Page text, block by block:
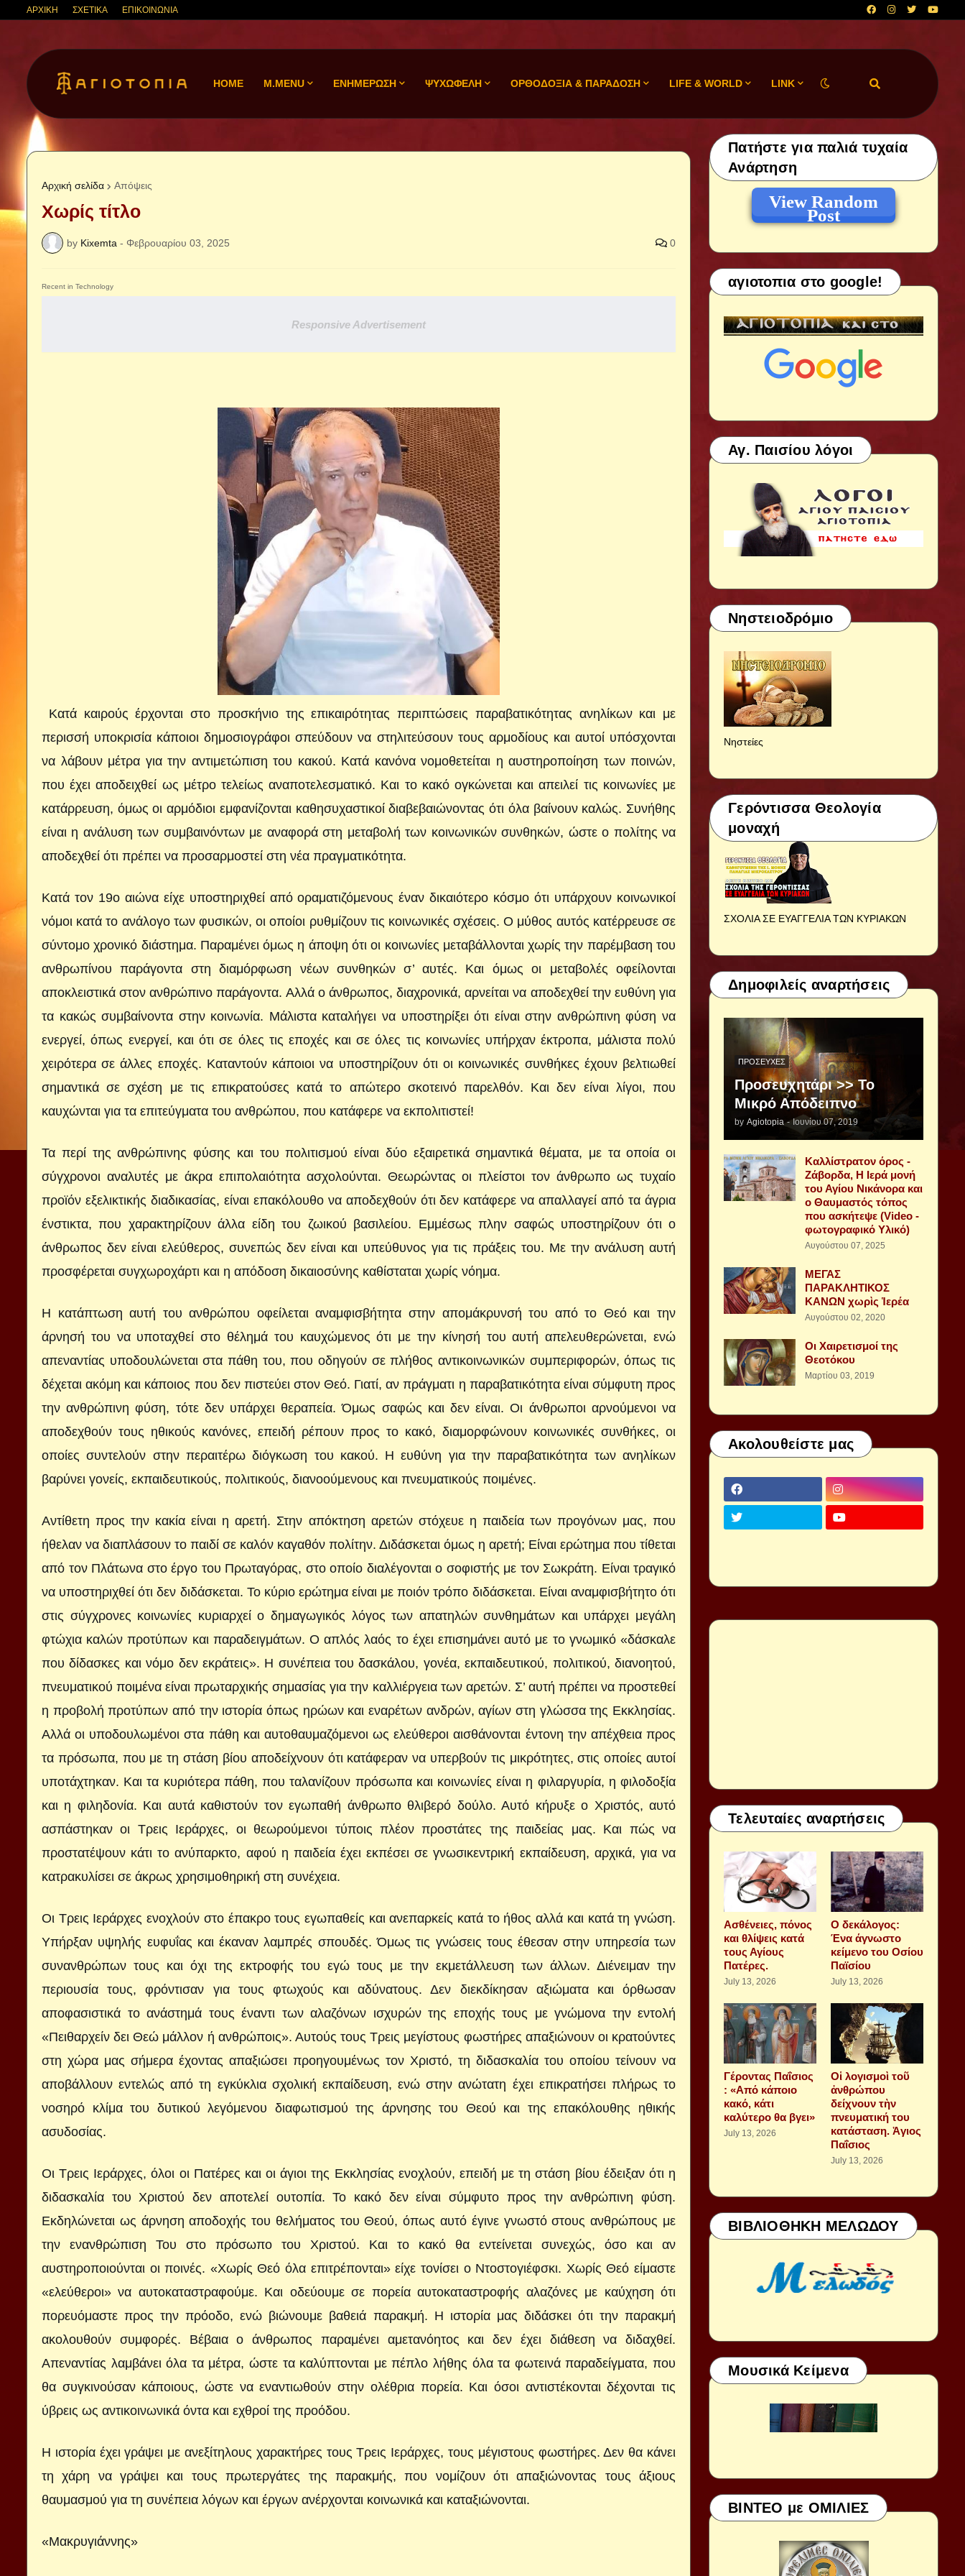
ΑΡΧΙΚΗ ΣΧΕΤΙΚΑ ΕΠΙΚΟΙΝΩΝΙΑ
HOME M.MENU ΕΝΗΜΕΡΩΣΗ ΨΥΧΩΦΕΛΗ ΟΡΘΟΔΟΞΙΑ & ΠΑΡΑΔΟΣΗ LIFE & WORLD LINK
Αρχική σελίδα Απόψεις
Χωρίς τίτλο
by Kixemta - Φεβρουαρίου 03, 2025 0
Recent in Technology
Responsive Advertisement
Κατά καιρούς έρχονται στο προσκήνιο της επικαιρότητας περιπτώσεις παραβατικότητας ανηλίκων και με
περισσή υποκρισία κάποιοι δημοσιογράφοι σπεύδουν να στηλιτεύσουν τους αρμοδίους και αυτοί υπόσχονται
να λάβουν μέτρα για την αντιμετώπιση του κακού. Κατά κανόνα νομοθετείται η αυστηροποίηση των ποινών,
που έχει αποδειχθεί ως μέτρο τελείως αναποτελεσματικό. Και το κακό ογκώνεται και απειλεί τις κοινωνίες με
κατάρρευση, όμως οι αρμόδιοι εμφανίζονται καθησυχαστικοί διαβεβαιώνοντας ότι όλα βαίνουν καλώς. Συνήθης
είναι η ανάλυση των συμβαινόντων με αναφορά στη μεταβολή των κοινωνικών συνθηκών, ώστε ο πολίτης να
αποδεχθεί ότι πρέπει να προσαρμοστεί στη νέα πραγματικότητα.
Κατά τον 19ο αιώνα είχε υποστηριχθεί από οραματιζόμενους έναν δικαιότερο κόσμο ότι υπάρχουν κοινωνικοί
νόμοι κατά το ανάλογο των φυσικών, οι οποίοι ρυθμίζουν τις κοινωνικές σχέσεις. Ο μύθος αυτός κατέρρευσε σε
σύντομο χρονικό διάστημα. Παραμένει όμως η άποψη ότι οι κοινωνίες μεταβάλλονται χωρίς την παρέμβαση του
ανθρωπίνου παράγοντα στη διαμόρφωση νέων συνθηκών σ’ αυτές. Και όμως οι μεταβολές οφείλονται
αποκλειστικά στον ανθρώπινο παράγοντα. Αλλά ο άνθρωπος, διαχρονικά, αρνείται να αποδεχθεί την ευθύνη για
τα κακώς συμβαίνοντα στην κοινωνία. Μάλιστα καταλήγει να υποστηρίξει ότι είναι στην ανθρώπινη φύση να
ενεργεί, όπως ενεργεί, και ότι σε όλες τις εποχές και σε όλες τις κοινωνίες υπήρχαν έκτροπα, μάλιστα πολύ
χειρότερα σε άλλες εποχές. Καταντούν κάποιοι να υποστηρίζουν ότι οι κοινωνικές συνθήκες έχουν βελτιωθεί
σημαντικά σε σχέση με τις επικρατούσες κατά το απώτερο σκοτεινό παρελθόν. Και δεν είναι λίγοι, που
καυχώνται για τα επιτεύγματα του ανθρώπου, που κατάφερε να εκπολιτιστεί!
Τα περί της ανθρώπινης φύσης και του πολιτισμού είναι δύο εξαιρετικά σημαντικά θέματα, με τα οποία οι
σύγχρονοι αναλυτές με άκρα επιπολαιότητα ασχολούνται. Θεωρώντας οι πλείστοι τον άνθρωπο ως τυχαίο
προϊόν εξελικτικής διαδικασίας, είναι επακόλουθο να αποδεχθούν ότι δεν κατάφερε να απαλλαγεί από τα άγρια
ένστικτα, που χαρακτηρίζουν άλλα είδη του ζωικού βασιλείου. Εμμέσως πλην σαφώς υποστηρίζουν ότι ο
άνθρωπος δεν είναι ελεύθερος, συνεπώς δεν είναι και υπεύθυνος για τις πράξεις του. Με την ανάλυση αυτή
προσφέρεται συγχωροχάρτι και η απόδοση δικαιοσύνης καθίσταται χωρίς νόημα.
Η κατάπτωση αυτή του ανθρώπου οφείλεται αναμφισβήτητα στην απομάκρυνσή του από το Θεό και την
άρνησή του να υποταχθεί στο θέλημά του καυχώμενος ότι με την κίνησή του αυτή απελευθερώνεται, ενώ
απεναντίας υποδουλώνεται στα πάθη του, που οδηγούν σε πλήθος αντικοινωνικών συμπεριφορών, όπως τις
δέχεται ακόμη και κάποιος που δεν πιστεύει στον Θεό. Γιατί, αν πράγματι η παραβατικότητα είναι σύμφυτη προς
την ανθρώπινη φύση, τότε δεν υπάρχει θεραπεία. Όμως σαφώς και δεν είναι. Οι άνθρωποι αρνούμενοι να
αποδεχθούν τους ηθικούς κανόνες, επειδή ρέπουν προς το κακό, διαμορφώνουν κοινωνικές συνθήκες, οι
οποίες συντελούν στην περαιτέρω διόγκωση του κακού. Η ευθύνη για την παραβατικότητα των ανηλίκων
βαρύνει γονείς, εκπαιδευτικούς, πολιτικούς, διανοούμενους και πνευματικούς ποιμένες.
Αντίθετη προς την κακία είναι η αρετή. Στην απόκτηση αρετών στόχευε η παιδεία των προγόνων μας, που
ήθελαν να διαπλάσουν το παιδί σε καλόν καγαθόν πολίτην. Διδάσκεται όμως η αρετή; Είναι ερώτημα που τίθεται
από τον Πλάτωνα στο έργο του Πρωταγόρας, στο οποίο διαλέγονται ο σοφιστής με τον Σωκράτη. Είναι τραγικό
να υποστηριχθεί ότι δεν διδάσκεται. Το κύριο ερώτημα είναι με ποιόν τρόπο διδάσκεται. Είναι αναμφισβήτητο ότι
στις σύγχρονες κοινωνίες κυριαρχεί ο δημαγωγικός λόγος των απατηλών συνθημάτων και υπάρχει μεγάλη
φτώχια καλών προτύπων και παραδειγμάτων. Ο απλός λαός το έχει επισημάνει αυτό με το γνωμικό «δάσκαλε
που δίδασκες και νόμο δεν εκράτεις». Η συνέπεια του δασκάλου, γονέα, εκπαιδευτικού, πολιτικού, διανοητού,
πνευματικού ποιμένα είναι πρωταρχικής σημασίας για την καλλιέργεια των αρετών. Σ’ αυτή πρέπει να προστεθεί
η προβολή προτύπων από την ιστορία όπως ηρώων και εναρέτων ανδρών, αγίων στη γλώσσα της Εκκλησίας.
Αλλά οι υποδουλωμένοι στα πάθη και αυτοθαυμαζόμενοι ως ελεύθεροι αισθάνονται έντονη την απέχθεια προς
τα πρόσωπα, που με τη στάση βίου αποδείχνουν ότι κατάφεραν να υπερβούν τις μικρότητες, στις οποίες αυτοί
υποτάχτηκαν. Και τα κυριότερα πάθη, που ταλανίζουν πρόσωπα και κοινωνίες είναι η φιλαργυρία, η φιλοδοξία
και η φιληδονία. Και αυτά καθιστούν τον εγωπαθή άνθρωπο θλιβερό δούλο. Αυτό κήρυξε ο Χριστός, αυτό
ασπάστηκαν οι Τρεις Ιεράρχες, οι θεωρούμενοι τύποις πλέον προστάτες της παιδείας μας. Και πώς να
προστατέψουν κάτι το ανύπαρκτο, αφού η παιδεία έχει εκπέσει σε γνωσικεντρική εκπαίδευση, αρχικά, για να
κατρακυλίσει σε άκρως χρησιμοθηρική στη συνέχεια.
Οι Τρεις Ιεράρχες ενοχλούν στο έπακρο τους εγωπαθείς και ανεπαρκείς κατά το ήθος αλλά και κατά τη γνώση.
Υπήρξαν υψηλής ευφυΐας και έκαναν λαμπρές σπουδές. Όμως τις γνώσεις τους έθεσαν στην υπηρεσία των
συνανθρώπων τους και όχι της εκτροφής του εγώ τους με την εκμετάλλευση των άλλων. Διένειμαν την
περιουσία τους, φρόντισαν για τους φτωχούς και αδύνατους. Δεν διεκδίκησαν αξιώματα και όρθωσαν
αποφασιστικά το ανάστημά τους έναντι των αλαζόνων ισχυρών της εποχής τους με γνώμονα την εντολή
«Πειθαρχείν δει Θεώ μάλλον ή ανθρώποις». Αυτούς τους Τρεις μεγίστους φωστήρες απαξιώνουν οι κρατούντες
στη χώρα μας σήμερα έχοντας απαξιώσει προηγουμένως τον Χριστό, τη διδασκαλία του οποίου τείνουν να
αποβάλλουν εντελώς από τη εγκύκλια σχολική εκπαίδευση, ενώ στην ανώτατη έχει επικρατήσει πλήρως το
νοσηρό κλίμα του δυτικού λεγόμενου διαφωτισμού της άρνησης του Θεού και της επακόλουθης ηθικής
ασυδοσίας.
Οι Τρεις Ιεράρχες, όλοι οι Πατέρες και οι άγιοι της Εκκλησίας ενοχλούν, επειδή με τη στάση βίου έδειξαν ότι η
διδασκαλία του Χριστού δεν αποτελεί ουτοπία. Το κακό δεν είναι σύμφυτο προς την ανθρώπινη φύση.
Εκδηλώνεται ως άρνηση αποδοχής του θελήματος του Θεού, όπως αυτό έγινε γνωστό στους ανθρώπους με
την ενανθρώπιση Του στο πρόσωπο του Χριστού. Και το κακό θα εντείνεται συνεχώς, όσο και αν
αυστηροποιούνται οι ποινές. «Χωρίς Θεό όλα επιτρέπονται» είχε τονίσει ο Ντοστογιέφσκι. Χωρίς Θεό είμαστε
«ελεύθεροι» να αυτοκαταστραφούμε. Και οδεύουμε σε πορεία αυτοκαταστροφής αλαζόνες με καύχηση ότι
πορευόμαστε προς την πρόοδο, ενώ βιώνουμε βαθειά παρακμή. Η ιστορία μας διδάσκει ότι την παρακμή
ακολουθούν συμφορές. Βέβαια ο άνθρωπος παραμένει αμετανόητος και δεν έχει διάθεση να διδαχθεί.
Απεναντίας λαμβάνει όλα τα μέτρα, ώστε τα καλύπτονται με πέπλο λήθης όλα τα φωτεινά παραδείγματα, που
θα συγκινούσαν κάποιους, ώστε να εναντιωθούν στην ολέθρια πορεία. Και όσοι αντιστέκονται δέχονται τις
ύβρεις ως αντικοινωνικά όντα και εχθροί της προόδου.
Η ιστορία έχει γράψει με ανεξίτηλους χαρακτήρες τους Τρεις Ιεράρχες, τους μέγιστους φωστήρες. Δεν θα κάνει
τη χάρη να γράψει και τους πρωτεργάτες της παρακμής, που νομίζουν ότι απαξιώνοντας τους άξιους
θαυμασμού για τη συνέπεια λόγων και έργων ανέρχονται κοινωνικά και καταξιώνονται.
«Μακρυγιάννης»
Πατήστε για παλιά τυχαία
Ανάρτηση
View Random
Post
αγιοτοπια στο google!
Αγ. Παισίου λόγοι
Νηστειοδρόμιο
Νηστείες
Γερόντισσα Θεολογία
μοναχή
ΣΧΟΛΙΑ ΣΕ ΕΥΑΓΓΕΛΙΑ ΤΩΝ ΚΥΡΙΑΚΩΝ
Δημοφιλείς αναρτήσεις
ΠΡΟΣΕΥΧΈΣ
Προσευχητάρι >> Το
Μικρό Απόδειπνο
by Agiotopia - Ιουνίου 07, 2019
Καλλίστρατον όρος -
Ζάβορδα, Η Ιερά μονή
του Αγίου Νικάνορα και
ο Θαυμαστός τόπος
που ασκήτεψε (Video -
φωτογραφικό Υλικό)
Αυγούστου 07, 2025
ΜΕΓΑΣ
ΠΑΡΑΚΛΗΤΙΚΟΣ
ΚΑΝΩΝ χωρὶς Ἱερέα
Αυγούστου 02, 2020
Οι Χαιρετισμοί της
Θεοτόκου
Μαρτίου 03, 2019
Ακολουθείστε μας
Τελευταίες αναρτήσεις
Aσθένειες, πόνος
και θλίψεις κατά
τους Αγίους
Πατέρες.
July 13, 2026
Ο δεκάλογος:
Ένα άγνωστο
κείμενο του Οσίου
Παϊσίου
July 13, 2026
Γέροντας Παΐσιος
: «Από κάποιο
κακό, κάτι
καλύτερο θα βγει»
July 13, 2026
Οἱ λογισμοὶ τοῦ
ἀνθρώπου
δείχνουν τὴν
πνευματική του
κατάσταση. Ἁγιος
Παΐσιος
July 13, 2026
ΒΙΒΛΙΟΘΗΚΗ ΜΕΛΩΔΟΥ
Μουσικά Κείμενα
ΒΙΝΤΕΟ με ΟΜΙΛΙΕΣ